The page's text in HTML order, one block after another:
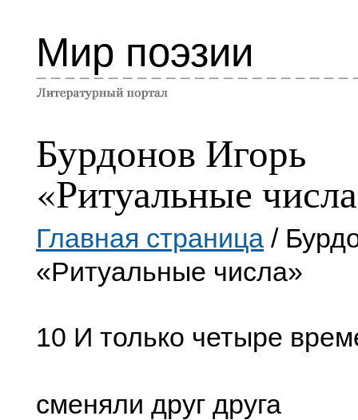
Мир поэзии
Бурдонов Игорь
«Ритуальные
Главная страница /
«Ритуальные числа»
10 И только четыре
сменяли друг друга